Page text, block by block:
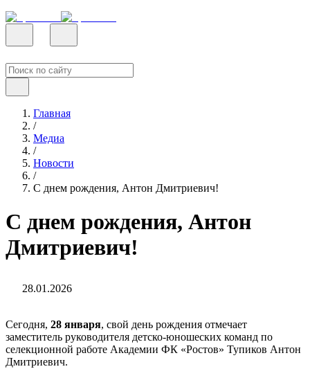
Главная
/
Медиа
/
Новости
/
С днем рождения, Антон Дмитриевич!
С днем рождения, Антон
Дмитриевич!
28.01.2026
Сегодня, 28 января, свой день рождения отмечает
заместитель руководителя детско-юношеских команд по
селекционной работе Академии ФК «Ростов» Тупиков Антон
Дмитриевич.